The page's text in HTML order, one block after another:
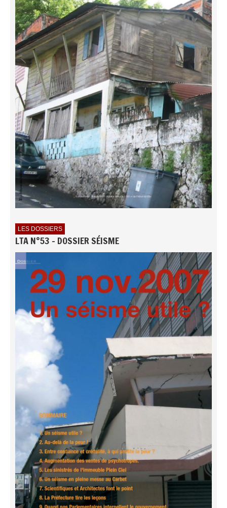
LES DOSSIERS
LTA N°53 - DOSSIER SÉISME